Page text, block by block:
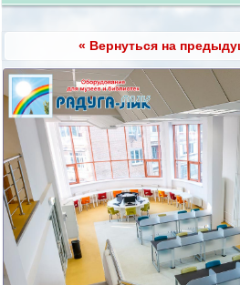
« Вернуться на